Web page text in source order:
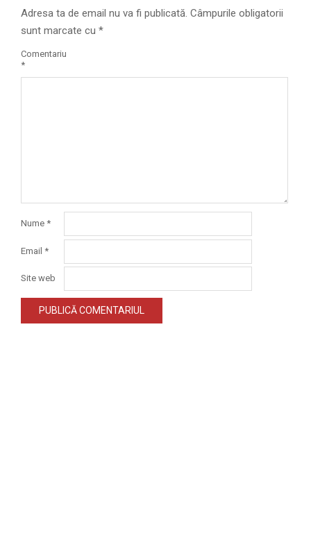
Adresa ta de email nu va fi publicată. Câmpurile obligatorii
sunt marcate cu *
Comentariu
*
Nume *
Email *
Site web